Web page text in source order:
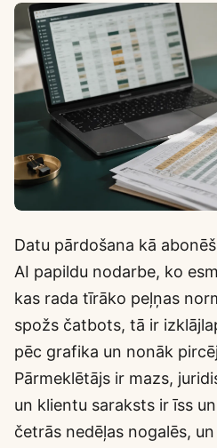
Datu pārdošana kā
AI papildu nodarbe, ko
kas rada tīrāko peļņas
spožs čatbots, tā ir
pēc grafika un nonāk
Pārmeklētājs ir mazs,
un klientu saraksts ir īss
četrās nedēļas nogalēs,